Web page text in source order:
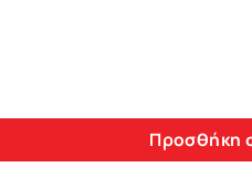
4D 2011+
Προσθήκη